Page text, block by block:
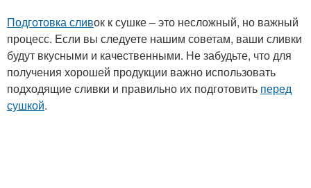
Подготовка сливок к сушке – это несложный, но важный
процесс. Если вы следуете нашим советам, ваши сливки
будут вкусными и качественными. Не забудьте, что для
получения хорошей продукции важно использовать
подходящие сливки и правильно их подготовить перед
сушкой.